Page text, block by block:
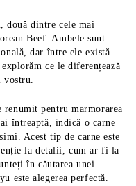
două dintre cele mai
Beef. Ambele sunt
dar între ele există
ce le diferențează
vostru.
renumit pentru marmorarea
întreaptă, indică o carne
Acest tip de carne este
la detalii, cum ar fi la
în căutarea unei
este alegerea perfectă.